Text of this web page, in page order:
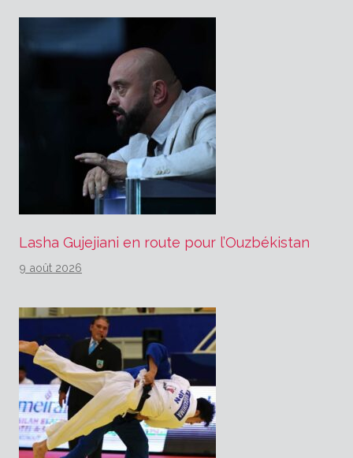
Lasha Gujejiani en route pour l’Ouzbékistan
9 août 2026